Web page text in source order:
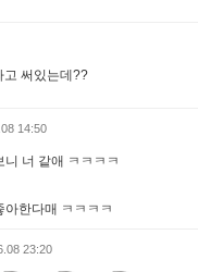
고 써있는데??
14:50
니 너 같애 ㅋㅋㅋㅋ
아한다매 ㅋㅋㅋㅋ
23:20